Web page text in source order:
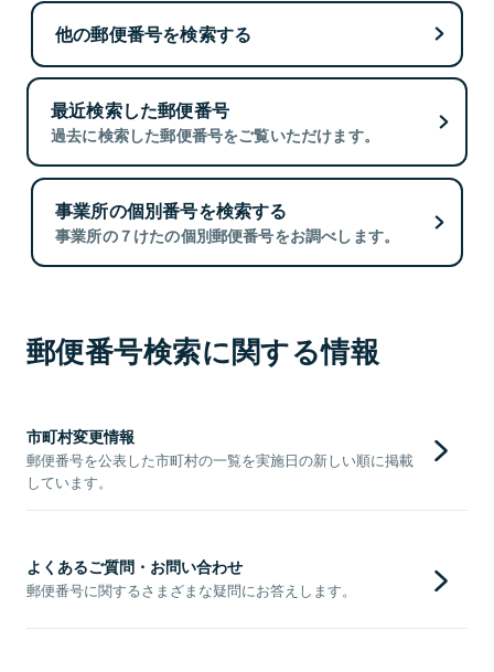
他の郵便番号を検索する
最近検索した郵便番号
過去に検索した郵便番号をご覧いただけます。
事業所の個別番号を検索する
事業所の７けたの個別郵便番号をお調べします。
郵便番号検索に関する情報
市町村変更情報
郵便番号を公表した市町村の一覧を実施日の新しい順に掲載
しています。
よくあるご質問・お問い合わせ
郵便番号に関するさまざまな疑問にお答えします。